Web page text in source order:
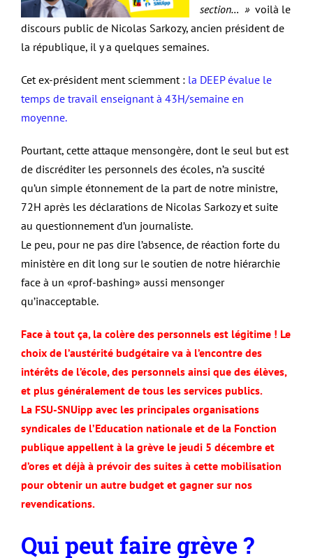
section… »voilà le
discours public de Nicolas Sarkozy, ancien président de
la république, il y a quelques semaines.
Cet ex-président ment sciemment : la DEEP évalue le
temps de travail enseignant à 43H/semaine en
moyenne.
Pourtant, cette attaque mensongère, dont le seul but est
de discréditer les personnels des écoles, n’a suscité
qu’un simple étonnement de la part de notre ministre,
72H après les déclarations de Nicolas Sarkozy et suite
au questionnement d’un journaliste.
Le peu, pour ne pas dire l’absence, de réaction forte du
ministère en dit long sur le soutien de notre hiérarchie
face à un «prof-bashing» aussi mensonger
qu’inacceptable.
Face à tout ça, la colère des personnels est légitime ! Le
choix de l’austérité budgétaire va à l’encontre des
intérêts de l’école, des personnels ainsi que des élèves,
et plus généralement de tous les services publics.
La FSU-SNUipp avec les principales organisations
syndicales de l’Education nationale et de la Fonction
publique appellent à la grève le jeudi 5 décembre et
d’ores et déjà à prévoir des suites à cette mobilisation
pour obtenir un autre budget et gagner sur nos
revendications.
Qui peut faire grève ?